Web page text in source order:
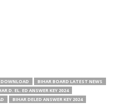
DOWNLOAD
BIHAR BOARD LATEST NEWS
D. EL. ED ANSWER KEY 2024
BIHAR DELED ANSWER KEY 2024